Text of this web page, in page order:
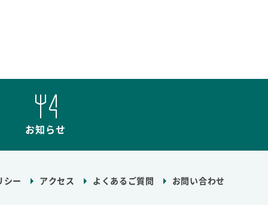
お知らせ
シー アクセス よくあるご質問 お問い合わせ